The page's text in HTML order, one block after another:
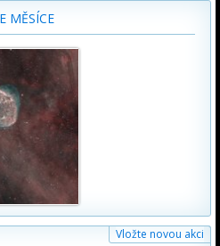
MĚSÍCE
Vložte novou akci